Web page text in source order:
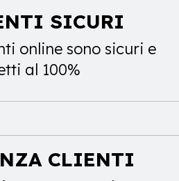
SICURI
online sono sicuri e
al 100%
CLIENTI